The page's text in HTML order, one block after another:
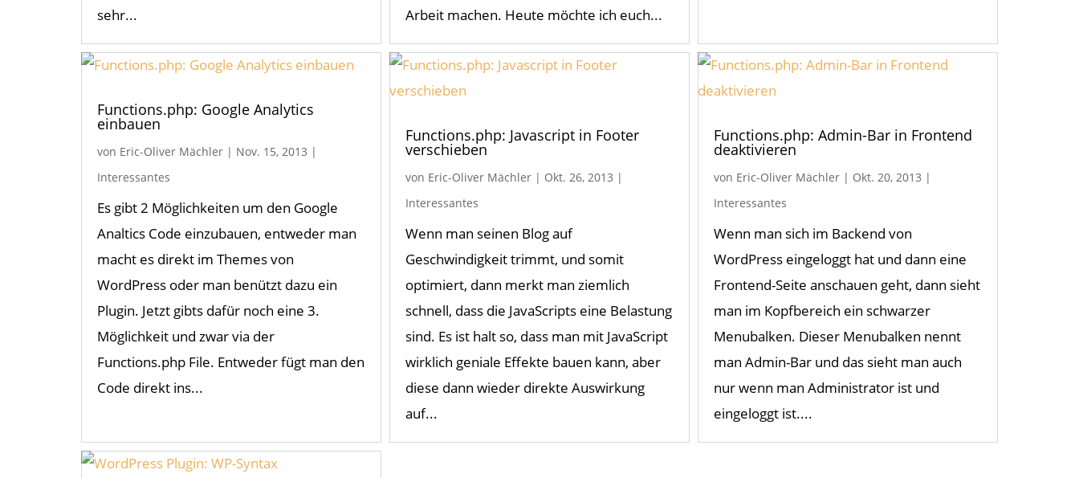
sehr...
Arbeit machen. Heute möchte ich euch...
Functions.php: Google Analytics
einbauen
von Eric-Oliver Mächler| Nov. 15, 2013 |
Interessantes
Es gibt 2 Möglichkeiten um den Google
Analtics Code einzubauen, entweder man
macht es direkt im Themes von
WordPress oder man benützt dazu ein
Plugin. Jetzt gibts dafür noch eine 3.
Möglichkeit und zwar via der
Functions.php File. Entweder fügt man den
Code direkt ins...
Functions.php: Javascript in Footer
verschieben
von Eric-Oliver Mächler| Okt. 26, 2013 |
Interessantes
Wenn man seinen Blog auf
Geschwindigkeit trimmt, und somit
optimiert, dann merkt man ziemlich
schnell, dass die JavaScripts eine Belastung
sind. Es ist halt so, dass man mit JavaScript
wirklich geniale Effekte bauen kann, aber
diese dann wieder direkte Auswirkung
auf...
Functions.php: Admin-Bar in Frontend
deaktivieren
von Eric-Oliver Mächler | Okt. 20, 2013 |
Interessantes
Wenn man sich im Backend von
WordPress eingeloggt hat und dann eine
Frontend-Seite anschauen geht, dann sieht
man im Kopfbereich ein schwarzer
Menubalken. Dieser Menubalken nennt
man Admin-Bar und das sieht man auch
nur wenn man Administrator ist und
eingeloggt ist....